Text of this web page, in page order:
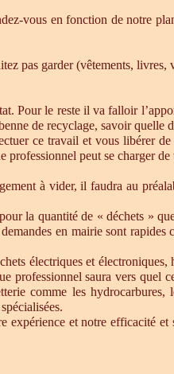
vous en fonction de notre
pas garder (vêtements, livres,
Pour le reste il va falloir
de recyclage, savoir quelle
ce travail et vous libérer de
peut se charger de
à vider, il faudra au
la quantité de « déchets »
en mairie sont rapides
électriques et électroniques,
professionnel saura vers quel
comme les hydrocarbures,
expérience et notre efficacité et